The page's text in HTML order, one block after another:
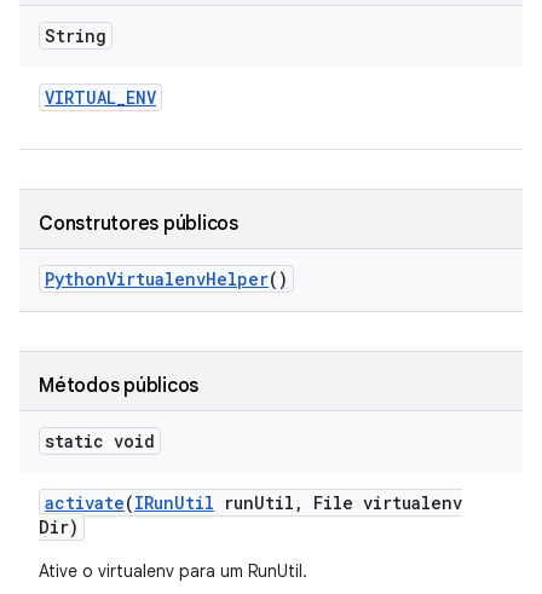
String
VIRTUAL_ENV
Construtores públicos
PythonVirtualenvHelper()
Métodos públicos
static void
activate(IRunUtil runUtil ,
File virtualenv
Dir)
Ative o virtualenv para um RunUtil.